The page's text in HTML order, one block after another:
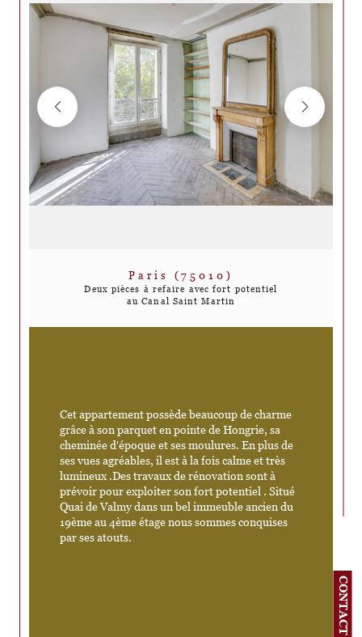
CONTACT
Paris (75010)
Deux pièces à refaire avec fort potentiel
au Canal Saint Martin
Cet appartement possède beaucoup de charme
grâce à son parquet en pointe de Hongrie, sa
cheminée d'époque et ses moulures. En plus de
ses vues agréables, il est à la fois calme et très
lumineux .Des travaux de rénovation sont à
prévoir pour exploiter son fort potentiel . Situé
Quai de Valmy dans un bel immeuble ancien du
19ème au 4ème étage nous sommes conquises
par ses atouts.